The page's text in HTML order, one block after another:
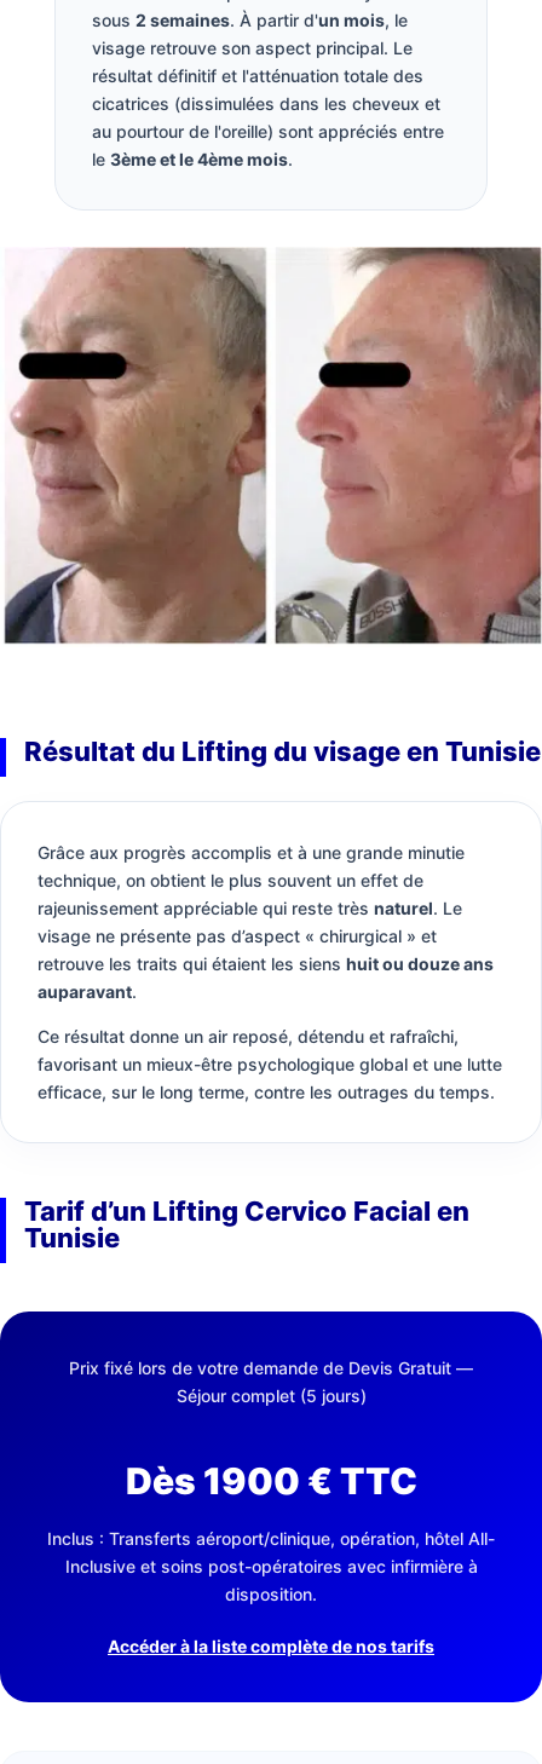
sous 2 semaines. À partir d'un mois, le
visage retrouve son aspect principal. Le
résultat définitif et l'atténuation totale des
cicatrices (dissimulées dans les cheveux et
au pourtour de l'oreille) sont appréciés entre
le 3ème et le 4ème mois.
Résultat du Lifting du visage en Tunisie
Grâce aux progrès accomplis et à une grande minutie
technique, on obtient le plus souvent un effet de
rajeunissement appréciable qui reste très naturel. Le
visage ne présente pas d’aspect « chirurgical » et
retrouve les traits qui étaient les siens huit ou douze ans
auparavant.
Ce résultat donne un air reposé, détendu et rafraîchi,
favorisant un mieux-être psychologique global et une lutte
efficace, sur le long terme, contre les outrages du temps.
Tarif d’un Lifting Cervico Facial en
Tunisie
Prix fixé lors de votre demande de Devis Gratuit —
Séjour complet (5 jours)
Dès 1900 € TTC
Inclus : Transferts aéroport/clinique, opération, hôtel All-
Inclusive et soins post-opératoires avec infirmière à
disposition.
Accéder à la liste complète de nos tarifs